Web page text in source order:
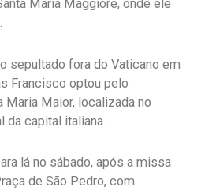
Maria Maggiore, onde ele
sepultado fora do Vaticano em
Francisco optou pelo
Maria Maior, localizada no
da capital italiana.
lá no sábado, após a missa
de São Pedro, com